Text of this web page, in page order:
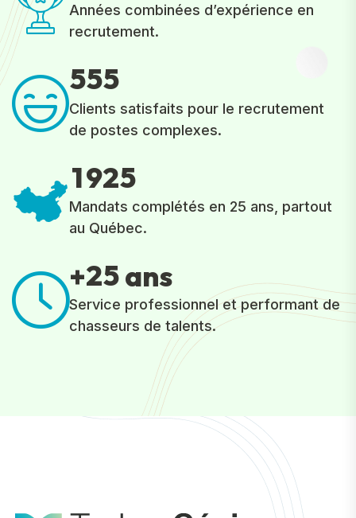
Années combinées d’expérience en
recrutement.
555
Clients satisfaits pour le recrutement
de postes complexes.
1925
Mandats complétés en 25 ans, partout
au Québec.
+25ans
Service professionnel et performant de
chasseurs de talents.